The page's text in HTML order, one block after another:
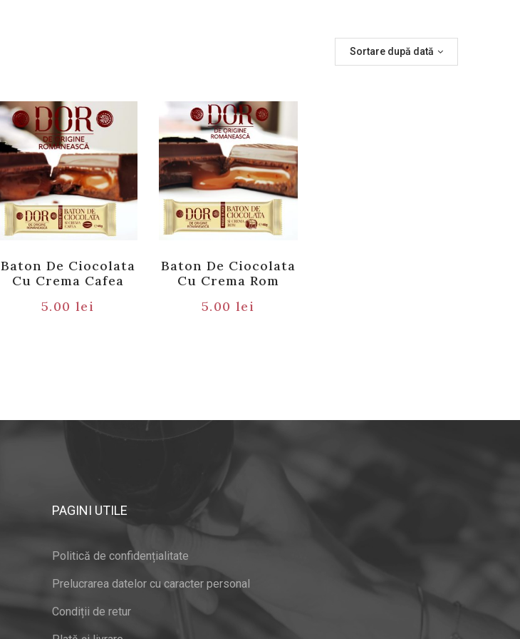
Sortare după dată
Baton De Ciocolata
Cu Crema Cafea
5.00 lei
Baton De Ciocolata
Cu Crema Rom
5.00 lei
PAGINI UTILE
Politică de confidențialitate
Prelucrarea datelor cu caracter personal
Condiții de retur